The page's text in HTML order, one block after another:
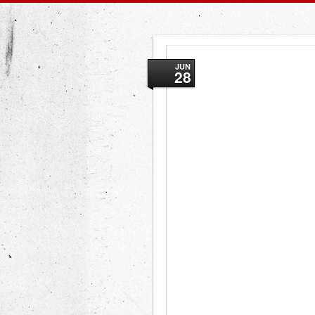
JUN
28